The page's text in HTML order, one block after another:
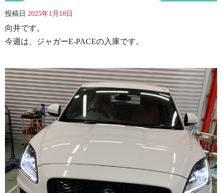
投稿日 2025年1月18日
向井です。
今週は、ジャガーE-PACEの入庫です。